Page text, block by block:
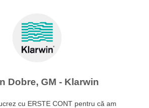
Dobre, GM - Klarwin
cu ERSTE CONT pentru că am